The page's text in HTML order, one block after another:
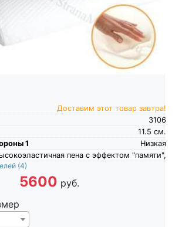
Доставим этот товар завтра!
3106
см.
11.5
1
Низкая
пена c эффектом "памяти",
(4)
5600 руб.